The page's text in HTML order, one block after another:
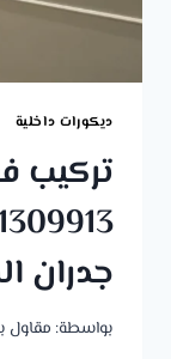
ديكورات داخلية
تركيب
جدران
بواسطة: مقاول